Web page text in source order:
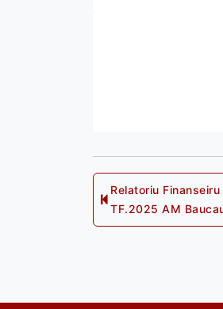
Post
post:
Relatoriu Finanseiru
TF.2025 AM